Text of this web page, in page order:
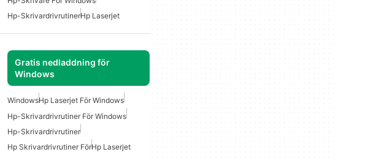
Hp-SkrivardrivrutinerHp Laserjet
Gratis nedladdning för
Windows
WindowsHp Laserjet För Windows
Hp-Skrivardrivrutiner För Windows
Hp-Skrivardrivrutiner
Hp Skrivardrivrutiner FörHp Laserjet